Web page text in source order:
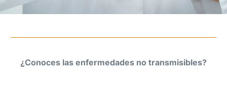
¿Conoces las enfermedades no transmisibles?